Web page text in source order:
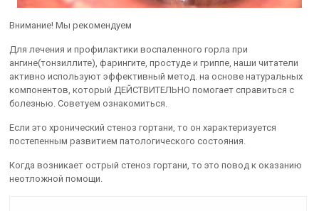
Внимание! Мы рекомендуем
Для лечения и профилактики воспаленного горла при
ангине(тонзиллите), фарингите, простуде и гриппе, наши читатели
активно используют эффективный метод. на основе натуральных
компонентов, который ДЕЙСТВИТЕЛЬНО помогает справиться с
болезнью. Советуем ознакомиться.
Если это хронический стеноз гортани, то он характеризуется
постепенным развитием патологического состояния.
Когда возникает острый стеноз гортани, то это повод к оказанию
неотложной помощи.